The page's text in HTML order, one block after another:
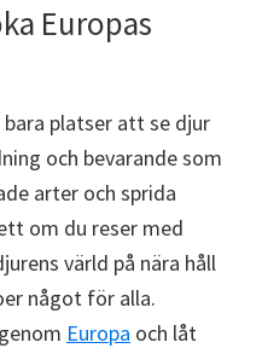
Europas
bara platser att se djur
och bevarande som
arter och sprida
om du reser med
värld på nära håll
något för alla.
Europa och låt